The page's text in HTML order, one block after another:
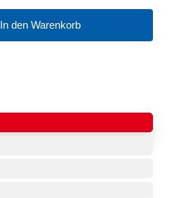
In den Warenkorb